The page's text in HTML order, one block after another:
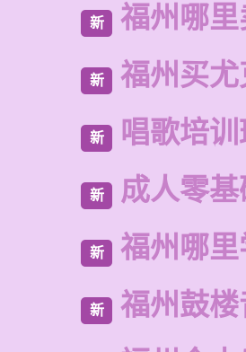
新 福州哪
新 福州买
新 唱歌培
新 成人零
新 福州哪
新 福州鼓